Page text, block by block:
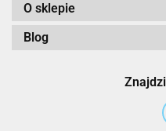
O sklepie
Blog